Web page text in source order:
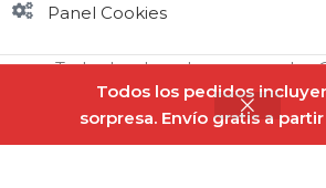
Todos los pedidos
sorpresa. Envío gratis a
Panel Cookies
Todos los derechos reservados